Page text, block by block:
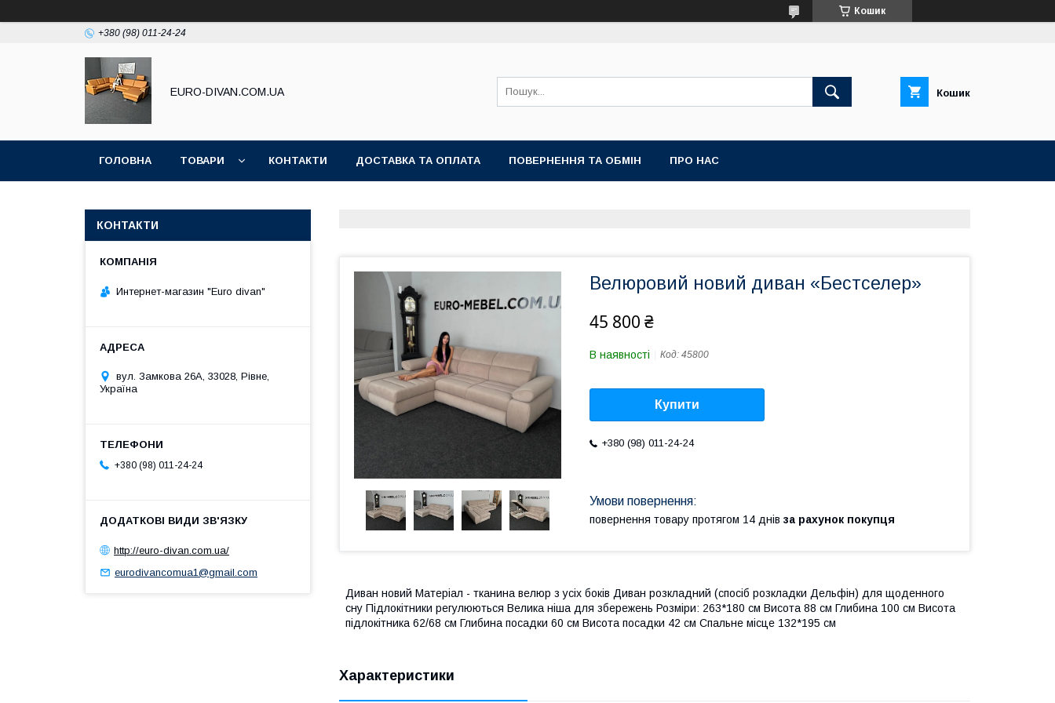
Кошик
+380 (98) 011-24-24
EURO-DIVAN.COM.UA Кошик
ГОЛОВНА ТОВАРИ КОНТАКТИ ДОСТАВКА ТА ОПЛАТА ПОВЕРНЕННЯ ТА ОБМІН ПРО НАС
Велюровий новий диван «Бестселер»
45 800 ₴
В наявності Код: 45800
Купити
+380 (98) 011-24-24
повернення товару протягом 14 днів за рахунок покупця
Диван новий Матеріал - тканина велюр з усіх боків Диван розкладний (спосіб розкладки Дельфін) для щоденного
сну Підлокітники регулюються Велика ніша для збережень Розміри: 263*180 см Висота 88 см Глибина 100 см Висота
підлокітника 62/68 см Глибина посадки 60 см Висота посадки 42 см Спальне місце 132*195 см
Характеристики
КОНТАКТИ
Интернет-магазин "Euro divan"
вул. Замкова 26А, 33028, Рівне,
Україна
+380 (98) 011-24-24
http://euro-divan.com.ua/
eurodivancomua1@gmail.com